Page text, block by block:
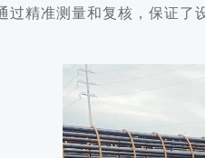
精准测量和复核，保证了